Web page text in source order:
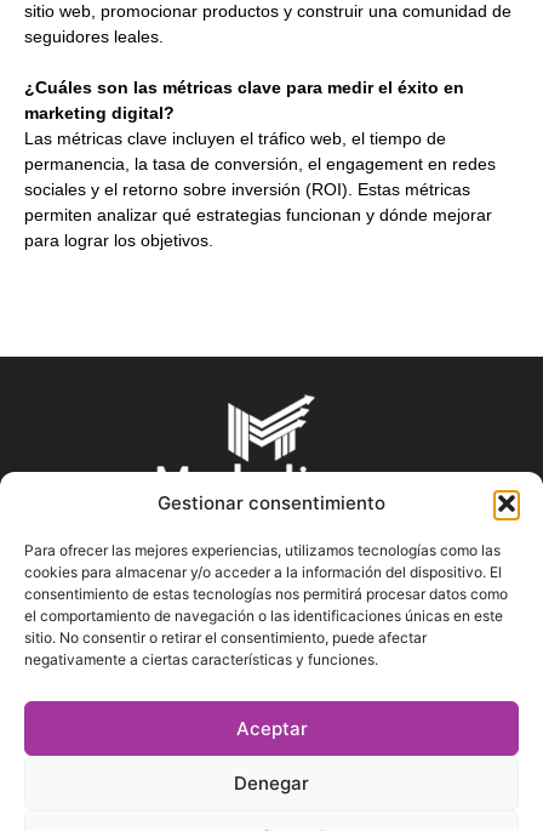
Gestionar consentimiento
Para ofrecer las mejores experiencias, utilizamos tecnologías como las
cookies para almacenar y/o acceder a la información del dispositivo. El
consentimiento de estas tecnologías nos permitirá procesar datos como
el comportamiento de navegación o las identificaciones únicas en este
sitio. No consentir o retirar el consentimiento, puede afectar
negativamente a ciertas características y funciones.
Aceptar
Denegar
sitio web, promocionar productos y construir una comunidad de
seguidores leales.
¿Cuáles son las métricas clave para medir el éxito en
marketing digital?
Las métricas clave incluyen el tráfico web, el tiempo de
permanencia, la tasa de conversión, el engagement en redes
sociales y el retorno sobre inversión (ROI). Estas métricas
permiten analizar qué estrategias funcionan y dónde mejorar
para lograr los objetivos.
SOBRE NOSOTROS
En Marketin.es encontrarás la más actualizada y veraz
información sobre el mundo del marketing; consejos
SÍGUENOS